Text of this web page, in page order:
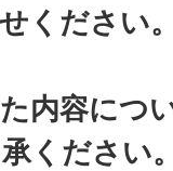
ください
内容につ
ください